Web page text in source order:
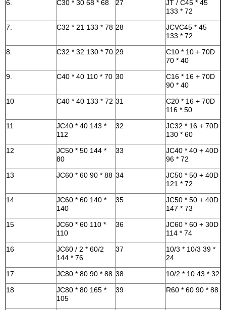
6. C30 * 30 68 * 68 27
JT / C45 * 45
133 * 72
7.
C32 * 21 133 * 78 28
JCVC45 * 45
133 * 72
8.
C32 * 32 130 * 70 29
C10 * 10 + 70D
70 * 40
9.
C40 * 40 110 * 70 30
C16 * 16 + 70D
90 * 40
10
C40 * 40 133 * 72 31
C20 * 16 + 70D
116 * 50
11
JC40 * 40 143 *
112
32
JC32 * 16 + 70D
130 * 60
12
JC50 * 50 144 *
80
33
JC40 * 40 + 40D
96 * 72
13
JC60 * 60 90 * 88 34
JC50 * 50 + 40D
121 * 72
14
JC60 * 60 140 *
140
35
JC50 * 50 + 40D
147 * 73
15
JC60 * 60 110 *
110
36
JC60 * 60 + 30D
114 * 74
16
JC60 / 2 * 60/2
144 * 76
37
10/3 * 10/3 39 *
24
17
JC80 * 80 90 * 88 38
10/2 * 10 43 * 32
18
JC80 * 80 165 *
105
39 R60 * 60 90 * 88